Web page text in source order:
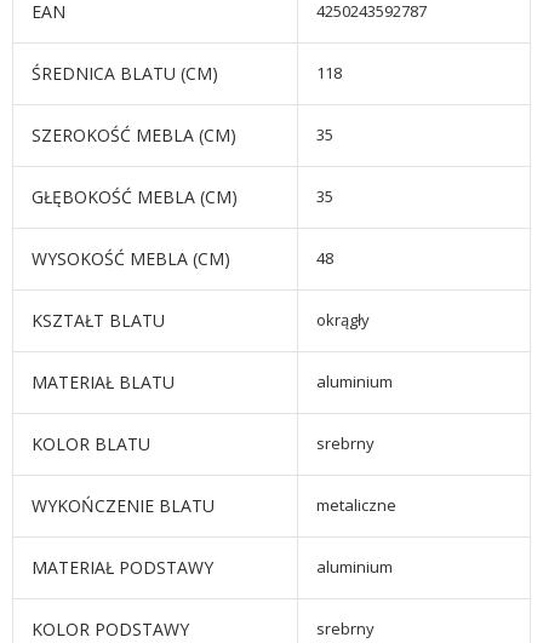
EAN 4250243592787
ŚREDNICA BLATU (CM) 118
SZEROKOŚĆ MEBLA (CM) 35
GŁĘBOKOŚĆ MEBLA (CM) 35
WYSOKOŚĆ MEBLA (CM) 48
KSZTAŁT BLATU okrągły
MATERIAŁ BLATU aluminium
KOLOR BLATU srebrny
WYKOŃCZENIE BLATU metaliczne
MATERIAŁ PODSTAWY aluminium
KOLOR PODSTAWY srebrny